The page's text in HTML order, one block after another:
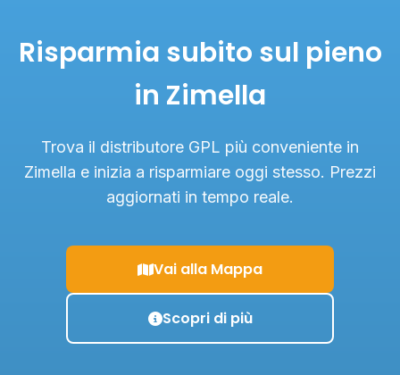
Risparmia subito sul pieno
in Zimella
Trova il distributore GPL più conveniente in
Zimella e inizia a risparmiare oggi stesso. Prezzi
aggiornati in tempo reale.
Vai alla Mappa
Scopri di più